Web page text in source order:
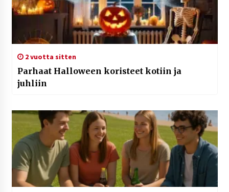
2 vuotta sitten
Parhaat Halloween koristeet kotiin ja
juhliin